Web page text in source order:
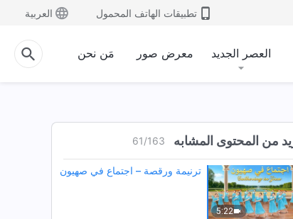
تطبيقات الهاتف المحمول العربية
العصر الجديد معرض صور مَن نحن
من المحتوى المشابه 61/163
5:22
ترنيمة ورقصة – اجتماع في صهيون